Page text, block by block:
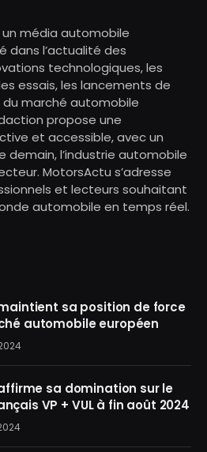
média automobile
dans l’actualité des
technologiques, les
essais, les lancements de
marché automobile
propose une
et accessible, avec un
demain, l’industrie automobile
MotorsActu s’adresse
et lecteurs souhaitant
automobile en temps réel.
sa position de force
automobile européen
sa domination sur le
VP + VUL à fin août 2024